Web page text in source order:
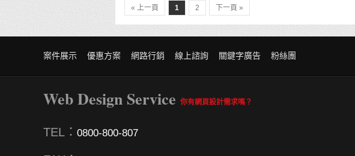
« 上一頁 1 2 下一頁 »
案件展示 優惠方案 網路行銷 線上諮詢 關鍵字廣告 粉絲團
Web Design Service 你有網頁設計需求嗎？
TEL： 0800-800-807